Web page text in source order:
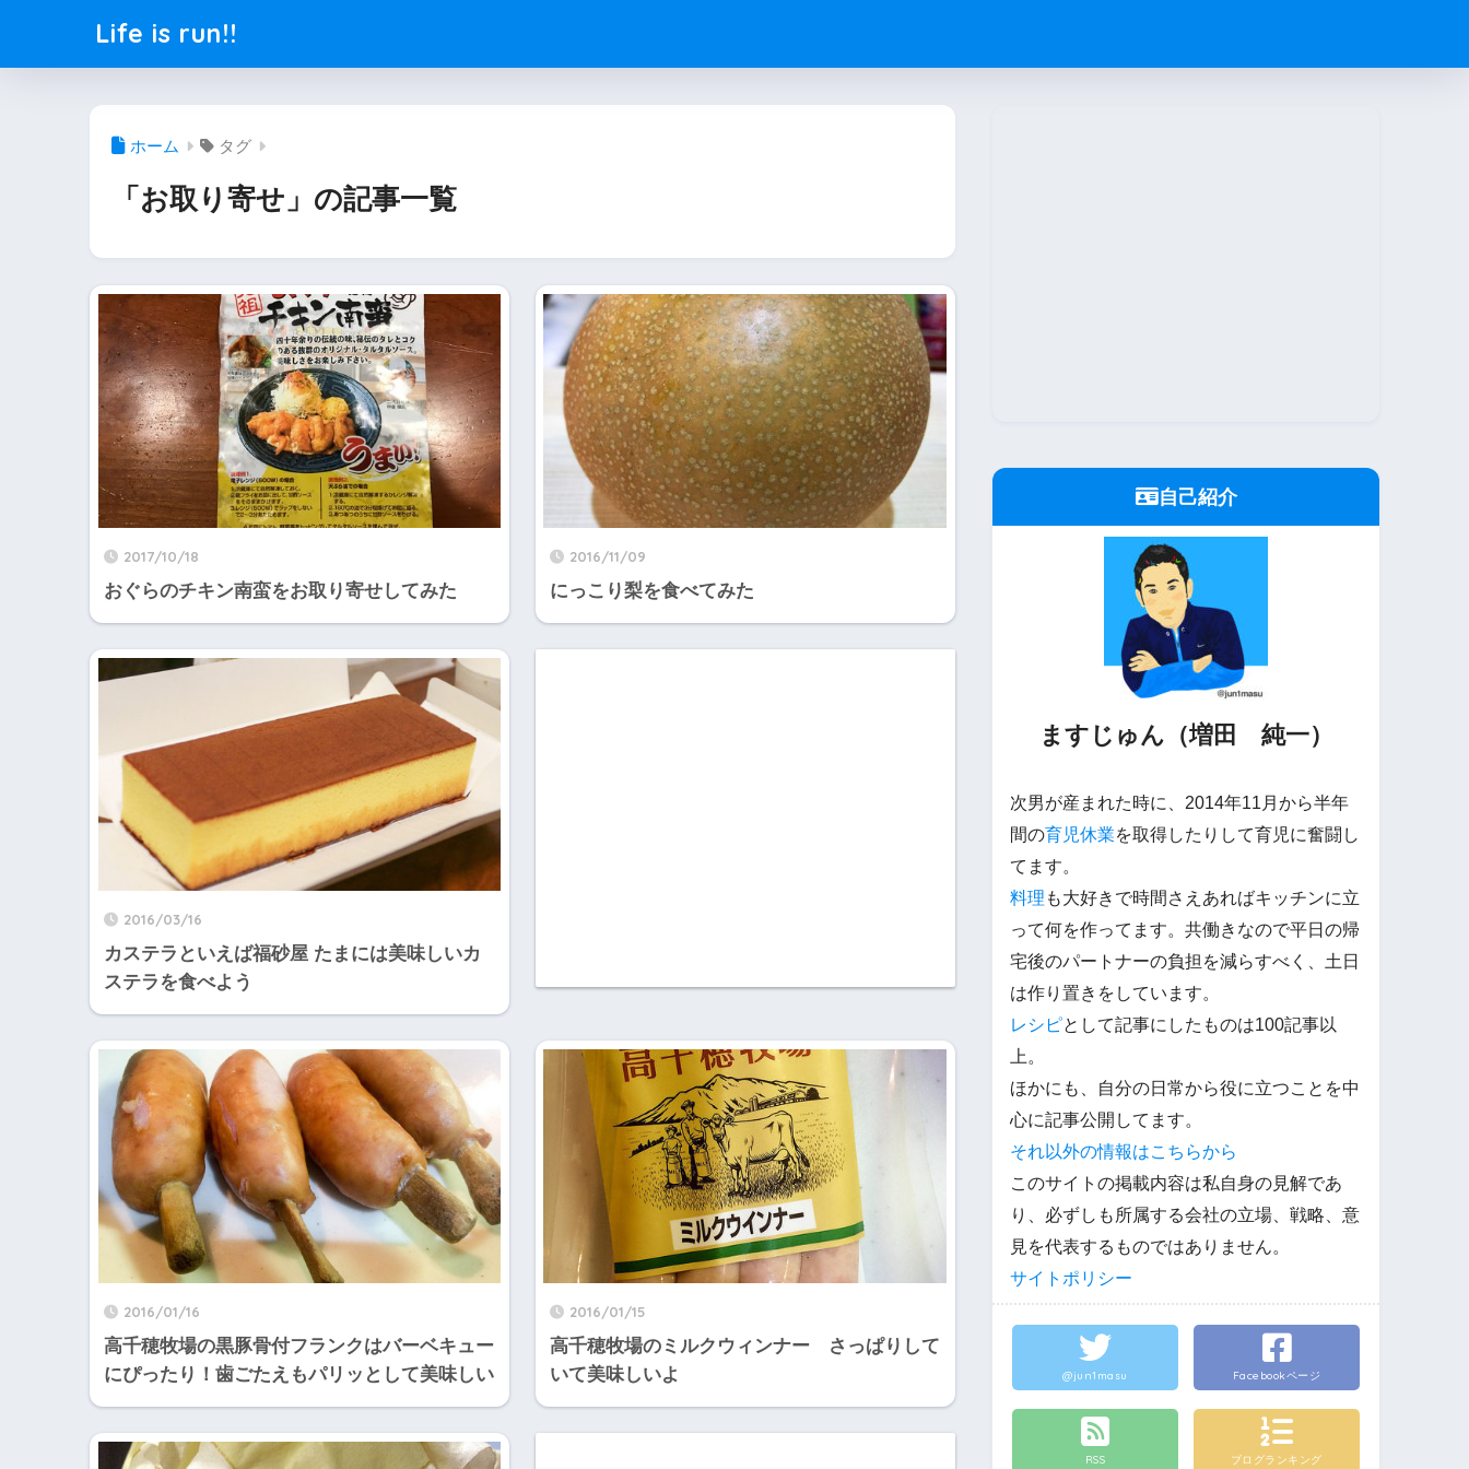
Life is run!!
ホーム タグ
「お取り寄せ」の記事一覧
2017/10/18
おぐらのチキン南蛮をお取り寄せしてみた
2016/11/09
にっこり梨を食べてみた
2016/03/16
カステラといえば福砂屋 たまには美味しいカ
ステラを食べよう
2016/01/16
高千穂牧場の黒豚骨付フランクはバーベキュー
にぴったり！歯ごたえもパリッとして美味しい
2016/01/15
高千穂牧場のミルクウィンナー さっぱりして
いて美味しいよ
自己紹介
ますじゅん（増田 純一）
次男が産まれた時に、2014年11月から半年
間の育児休業を取得したりして育児に奮闘し
てます。
料理 も大好きで時間さえあればキッチンに立
って何を作ってます。共働きなので平日の帰
宅後のパートナーの負担を減らすべく、土日
は作り置きをしています。
レシピとして記事にしたものは100記事以
上。
ほかにも、自分の日常から役に立つことを中
心に記事公開してます。
それ以外の情報はこちらから
このサイトの掲載内容は私自身の見解であ
り、必ずしも所属する会社の立場、戦略、意
見を代表するものではありません。
サイトポリシー
@jun1masu Facebookページ
RSS ブログランキング